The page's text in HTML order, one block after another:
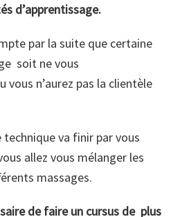
d’apprentissage.
par la suite que certaine
soit ne vous
vous n’aurez pas la clientèle
va finir par vous
allez vous mélanger les
massages.
de faire un cursus de plus